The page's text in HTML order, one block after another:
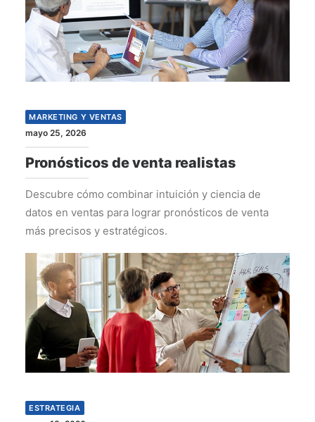
MARKETING Y VENTAS
mayo 25, 2026
Pronósticos de venta realistas
Descubre cómo combinar intuición y ciencia de
datos en ventas para lograr pronósticos de venta
más precisos y estratégicos.
ESTRATEGIA